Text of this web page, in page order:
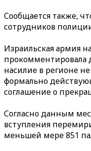
Сообщается также,
сотрудников
Израильская армия
насилие в регионе
формально
соглашение о
Согласно данным
вступления
меньшей мере 851